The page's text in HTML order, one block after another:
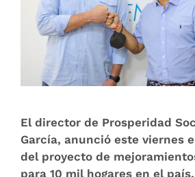
El director de Prosperidad
García, anunció este viernes
del proyecto de
para 10 mil hogares en el